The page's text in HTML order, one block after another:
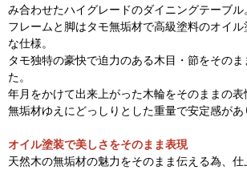
み合わせたハイグレードのダイニングテーブル
フレームと脚はタモ無垢材で高級塗料のオイ
な仕様。
タモ独特の豪快で迫力のある木目・節をその
た。
年月をかけて出来上がった木輪をそのままの表
無垢材ゆえにどっしりとした重量で安定感があ
オイル塗装で美しさをそのまま表現
天然木の無垢材の魅力をそのまま伝える為、